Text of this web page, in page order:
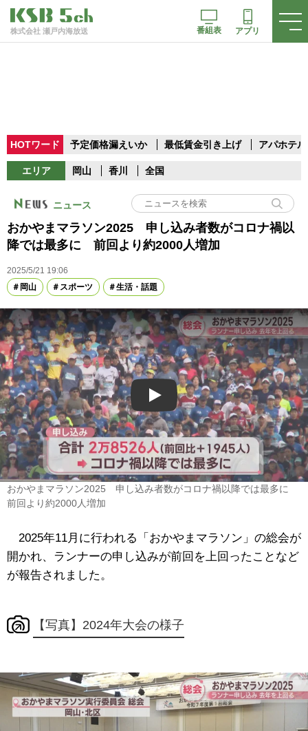
株式会社 瀬戸内海放送 番組表 アプリ
HOTワード 予定価格漏えいか 最低賃金引き上げ アパホテル
エリア 岡山 香川 全国
ニュース
おかやまマラソン2025 申し込み者数がコロナ禍以
降では最多に 前回より約2000人増加
2025/5/21 19:06
岡山
スポーツ 生活・話題
Play
おかやまマラソン2025 申し込み者数がコロナ禍以降では最多に
前回より約2000人増加
2025年11月に行われる「おかやまマラソン」の総会が
開かれ、ランナーの申し込みが前回を上回ったことなど
が報告されました。
【写真】2024年大会の様子